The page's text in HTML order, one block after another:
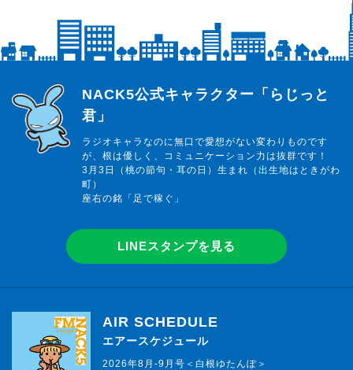
らじっと君
NACK5公式キャラクター「らじっと
君」
ラジオキャラなのに無口で愛想がない変わりものです
が、根は優しく、コミュニケーション力は抜群です！
3月3日（桃の節句・耳の日）生まれ（出生地はときがわ
町）
座右の銘「足で稼ぐ」
LINEスタンプを見る
AIR SCHEDULE
エアースケジュール
2026年8月-9月号＜白根ゆたんぽ＞